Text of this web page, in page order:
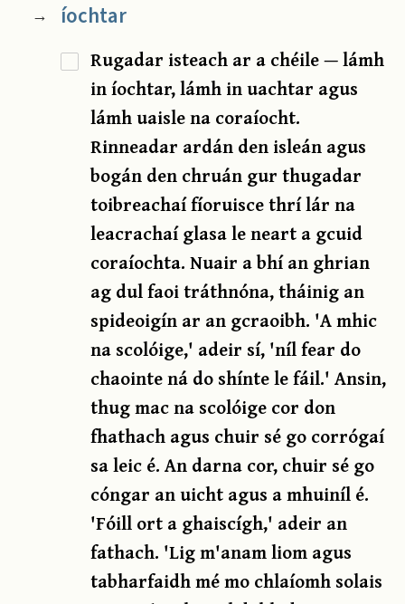
→ íochtar
Rugadar isteach ar a chéile — lámh
in íochtar, lámh in uachtar agus
lámh uaisle na coraíocht.
Rinneadar ardán den isleán agus
bogán den chruán gur thugadar
toibreachaí fíoruisce thrí lár na
leacrachaí glasa le neart a gcuid
coraíochta. Nuair a bhí an ghrian
ag dul faoi tráthnóna, tháinig an
spideoigín ar an gcraoibh. 'A mhic
na scolóige,' adeir sí, 'níl fear do
chaointe ná do shínte le fáil.' Ansin,
thug mac na scolóige cor don
fhathach agus chuir sé go corrógaí
sa leic é. An darna cor, chuir sé go
cóngar an uicht agus a mhuiníl é.
'Fóill ort a ghaiscígh,' adeir an
fathach. 'Lig m'anam liom agus
tabharfaidh mé mo chlaíomh solais